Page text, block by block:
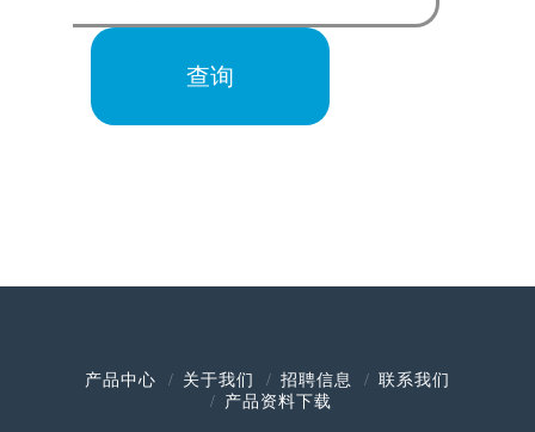
产品中心 关于我们 招聘信息
联系我们
产品资料下载